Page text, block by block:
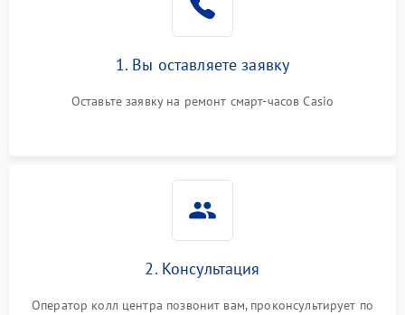
1. Вы оставляете заявку
Оставьте заявку на ремонт смарт-часов Casio
2. Консультация
Оператор колл центра позвонит вам, проконсультирует по